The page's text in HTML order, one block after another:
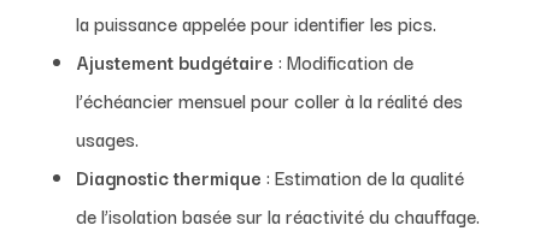
la puissance appelée pour identifier les pics.
Ajustement budgétaire : Modification de
l’échéancier mensuel pour coller à la réalité des
usages.
Diagnostic thermique : Estimation de la qualité
de l’isolation basée sur la réactivité du chauffage.